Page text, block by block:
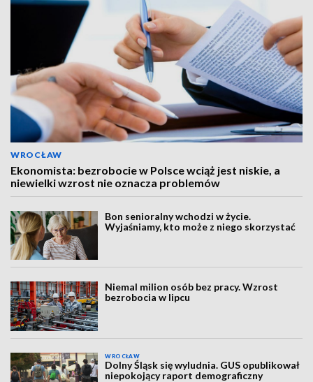
WROCŁAW
Ekonomista: bezrobocie w Polsce wciąż jest niskie, a
niewielki wzrost nie oznacza problemów
Bon senioralny wchodzi w życie.
Wyjaśniamy, kto może z niego skorzystać
Niemal milion osób bez pracy. Wzrost
bezrobocia w lipcu
WROCŁAW
Dolny Śląsk się wyludnia. GUS opublikował
niepokojący raport demograficzny